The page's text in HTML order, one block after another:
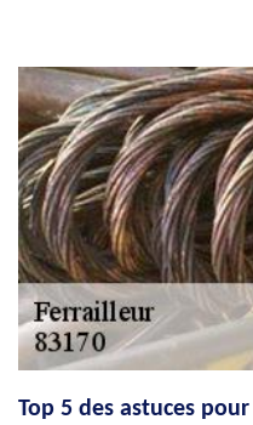
Top 5 des astuces